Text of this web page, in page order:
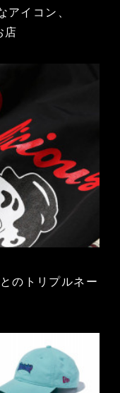
アイコン、
店
のトリプルネー